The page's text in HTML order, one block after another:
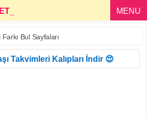
MENU
Bul Sayfaları
Takvimleri Kalıpları İndir 😍